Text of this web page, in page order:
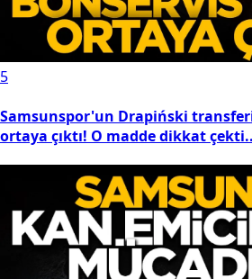
5
Samsunspor'un Drapiński
ortaya çıktı! O madde dikkat